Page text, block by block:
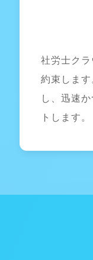
社労士ク
約束しま
し、迅速
トします。